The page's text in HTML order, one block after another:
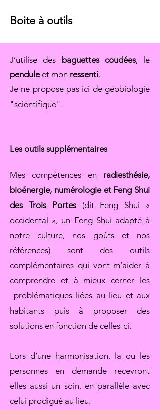
Boite à outils
J’utilise des baguettes coudées, le
penduleet mon ressenti.
Je ne propose pas ici de géobiologie
"scientifique".
Les outils supplémentaires
Mes compétences en radiesthésie,
bioénergie, numérologie et Feng Shui
des Trois Portes(dit Feng Shui «
occidental », un Feng Shui adapté à
notre culture, nos goûts et nos
références) sont des outils
complémentaires qui vont m’aider à
comprendre et à mieux cerner les
problématiques liées au lieu et aux
habitants puis à proposer des
solutions en fonction de celles-ci.
Lors d’une harmonisation, la ou les
personnes en demande recevront
elles aussi un soin, en parallèle avec
celui prodigué au lieu.